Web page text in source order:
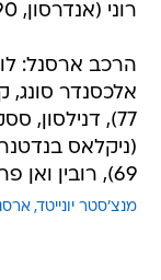
רוני (אנדרסון, 90), קרלוס טבס (ג'י סונג פארק, 67).
הרכב ארסנל:
אלכסנדר סונג,
77), דנילסון,
69), רובין ואן פרסי.
מנצ'סטר יונייטד